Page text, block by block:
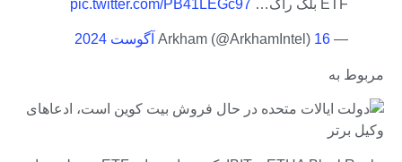
ETF بلک راک… pic.twitter.com/PB41LEGc97
— Arkham (@ArkhamIntel) 16 آگوست 2024
مربوط به